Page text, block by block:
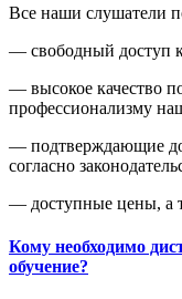
Все наши слушатели
— свободный доступ
— высокое качество
профессионализму
— подтверждающие
согласно
— доступные цены, а
Кому необходимо
обучение?